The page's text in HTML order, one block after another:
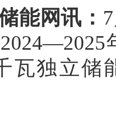
能网讯：
瓦独立储